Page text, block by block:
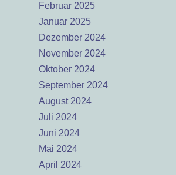
Februar 2025
Januar 2025
Dezember 2024
November 2024
Oktober 2024
September 2024
August 2024
Juli 2024
Juni 2024
Mai 2024
April 2024